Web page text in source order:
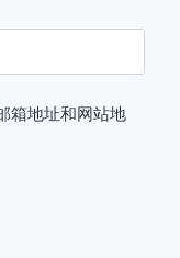
箱地址和网站地